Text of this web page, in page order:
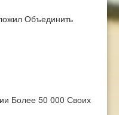
Объединить
Более 50 000 Своих